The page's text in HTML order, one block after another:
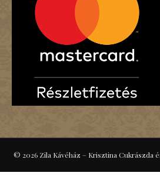
© 2026 Zila Kávéház – Krisztina Cukrászda